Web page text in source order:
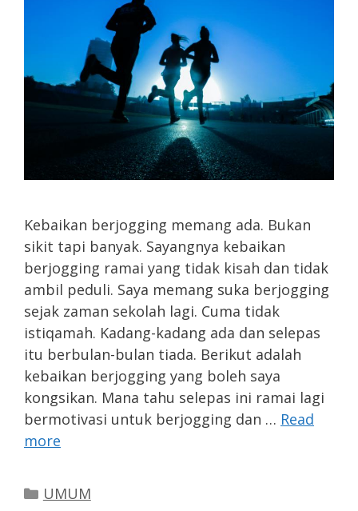
Kebaikan berjogging memang ada. Bukan
sikit tapi banyak. Sayangnya kebaikan
berjogging ramai yang tidak kisah dan tidak
ambil peduli. Saya memang suka berjogging
sejak zaman sekolah lagi. Cuma tidak
istiqamah. Kadang-kadang ada dan selepas
itu berbulan-bulan tiada. Berikut adalah
kebaikan berjogging yang boleh saya
kongsikan. Mana tahu selepas ini ramai lagi
bermotivasi untuk berjogging dan … Read
more
Categories
UMUM